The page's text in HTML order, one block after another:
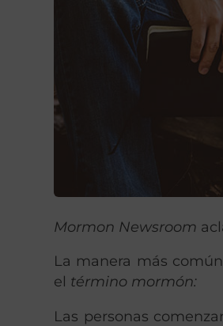
Mormon Newsroom
La manera más
el término mormón:
Las personas